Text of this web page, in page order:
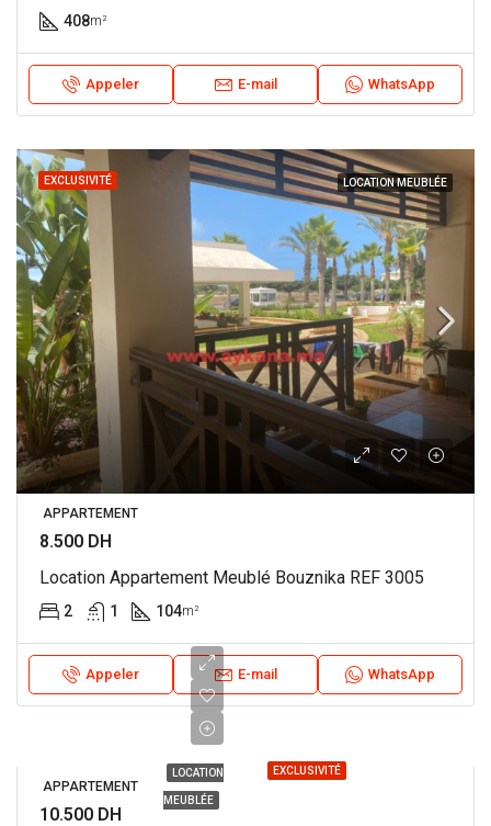
408m²
Appeler E-mail WhatsApp
EXCLUSIVITÉ LOCATION MEUBLÉE
APPARTEMENT
8.500 DH
Location Appartement Meublé Bouznika REF 3005
2 1 104m²
Appeler E-mail WhatsApp
EXCLUSIVITÉ
LOCATION
MEUBLÉE
APPARTEMENT
10.500 DH